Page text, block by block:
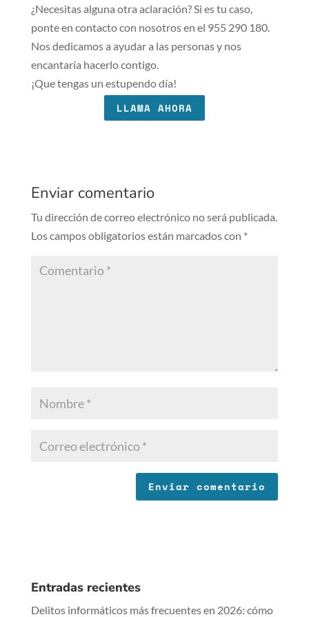
¿Necesitas alguna otra aclaración? Si es tu caso,
ponte en contacto con nosotros en el 955 290 180.
Nos dedicamos a ayudar a las personas y nos
encantaría hacerlo contigo.
¡Que tengas un estupendo día!
LLAMA AHORA
Enviar comentario
Tu dirección de correo electrónico no será publicada.
Los campos obligatorios están marcados con *
Entradas recientes
Delitos informáticos más frecuentes en 2026: cómo